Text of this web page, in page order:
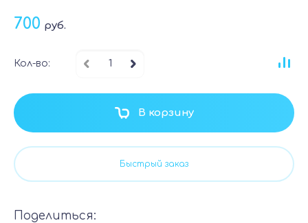
700 руб.
Кол-во:
В корзину
Быстрый заказ
Поделиться: